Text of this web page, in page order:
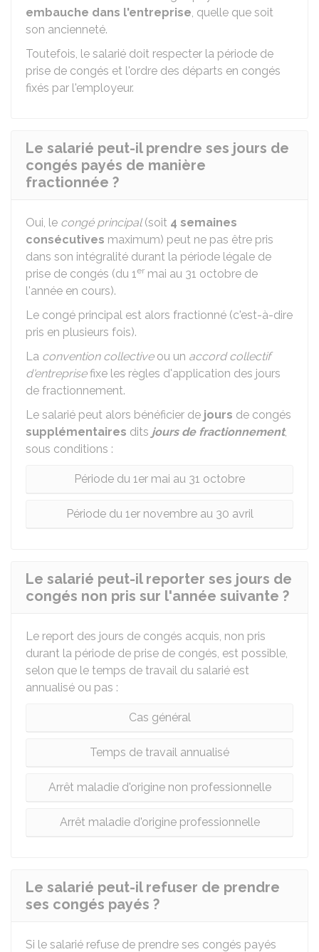
embauche dans l'entreprise, quelle que soit
son ancienneté.
Toutefois, le salarié doit respecter la période de
prise de congés et l'ordre des départs en congés
fixés par l'employeur.
Le salarié peut-il prendre ses jours de
congés payés de manière
fractionnée ?
Oui, le congé principal(soit 4 semaines
consécutives maximum) peut ne pas être pris
dans son intégralité durant la période légale de
prise de congés (du 1er mai au 31 octobre de
l'année en cours).
Le congé principal est alors fractionné (c'est-à-dire
pris en plusieurs fois).
La convention collectiveou un accord collectif
d'entreprisefixe les règles d'application des jours
de fractionnement.
Le salarié peut alors bénéficier de jours de congés
supplémentaires dits jours de fractionnement,
sous conditions :
Période du 1er mai au 31 octobre
Période du 1er novembre au 30 avril
Le salarié peut-il reporter ses jours de
congés non pris sur l'année suivante ?
Le report des jours de congés acquis, non pris
durant la période de prise de congés, est possible,
selon que le temps de travail du salarié est
annualisé ou pas :
Cas général
Temps de travail annualisé
Arrêt maladie d'origine non professionnelle
Arrêt maladie d'origine professionnelle
Le salarié peut-il refuser de prendre
ses congés payés ?
Si le salarié refuse de prendre ses congés payés